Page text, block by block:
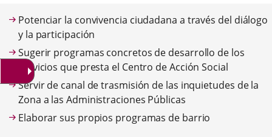
externa.externa.
Potenciar la convivencia ciudadana a través del diálogo
y la participación
Sugerir programas concretos de desarrollo de los
servicios que presta el Centro de Acción Social
Servir de canal de trasmisión de las inquietudes de la
Zona a las Administraciones Públicas
Elaborar sus propios programas de barrio